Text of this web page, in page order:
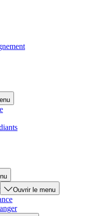
Ouvrir le menu